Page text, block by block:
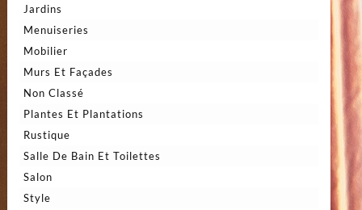
Jardins
Menuiseries
Mobilier
Murs Et Façades
Non Classé
Plantes Et Plantations
Rustique
Salle De Bain Et Toilettes
Salon
Style